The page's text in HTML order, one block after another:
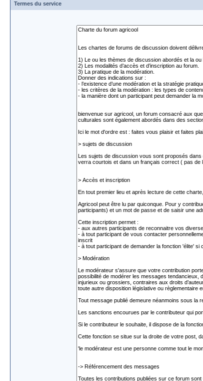
Termes du service